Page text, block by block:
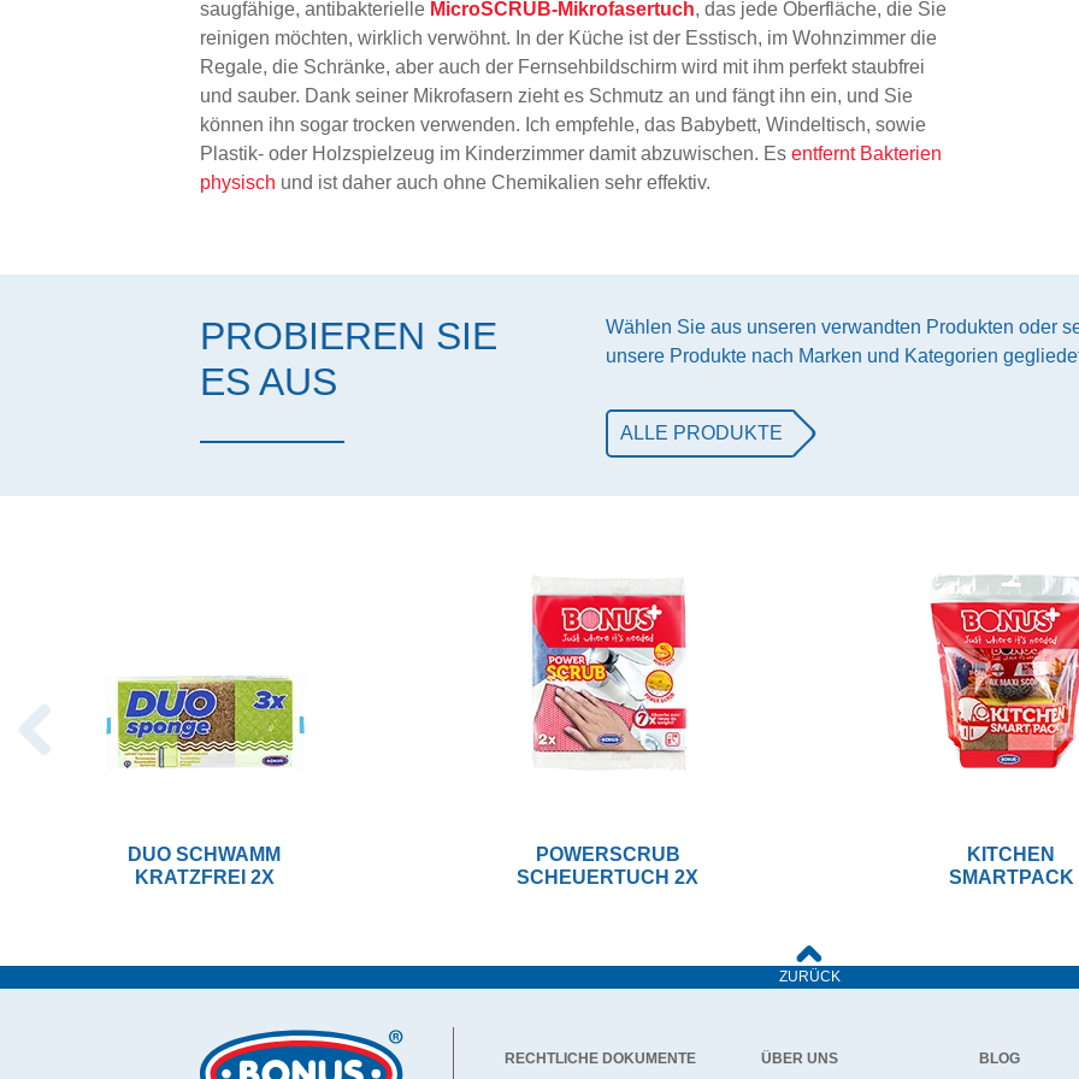
saugfähige, antibakterielle MicroSCRUB-Mikrofasertuch, das jede Oberfläche, die Sie
reinigen möchten, wirklich verwöhnt. In der Küche ist der Esstisch, im Wohnzimmer die
Regale, die Schränke, aber auch der Fernsehbildschirm wird mit ihm perfekt staubfrei
und sauber. Dank seiner Mikrofasern zieht es Schmutz an und fängt ihn ein, und Sie
können ihn sogar trocken verwenden. Ich empfehle, das Babybett, Windeltisch, sowie
Plastik- oder Holzspielzeug im Kinderzimmer damit abzuwischen. Es entfernt Bakterien
physisch und ist daher auch ohne Chemikalien sehr effektiv.
PROBIEREN SIE
ES AUS
Wählen Sie aus unseren verwandten Produkten oder
unsere Produkte nach Marken und Kategorien
ALLE PRODUKTE
DUO SCHWAMM
KRATZFREI 2X
POWERSCRUB
SCHEUERTUCH 2X
KITCHEN
SMARTPACK
ZURÜCK
RECHTLICHE DOKUMENTE ÜBER UNS BLOG